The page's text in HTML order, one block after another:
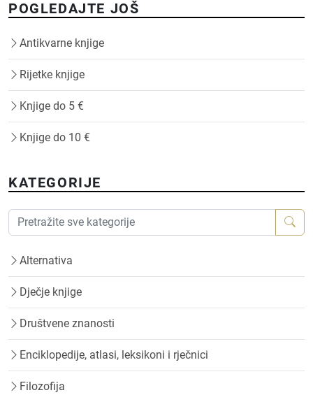
POGLEDAJTE JOŠ
Antikvarne knjige
Rijetke knjige
Knjige do 5 €
Knjige do 10 €
KATEGORIJE
Alternativa
Dječje knjige
Društvene znanosti
Enciklopedije, atlasi, leksikoni i rječnici
Filozofija